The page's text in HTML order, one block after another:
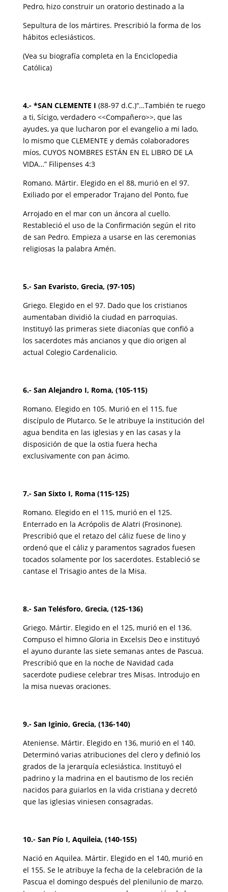
Pedro, hizo construir un oratorio destinado a la
Sepultura de los mártires. Prescribió la forma de los
hábitos eclesiásticos.
(Vea su biografía completa en la Enciclopedia
Católica)
4.- *SAN CLEMENTE I (88-97 d.C.)“…También te ruego
a ti, Sícigo, verdadero <<Compañero>>, que las
ayudes, ya que lucharon por el evangelio a mi lado,
lo mismo que CLEMENTE y demás colaboradores
míos, CUYOS NOMBRES ESTÁN EN EL LIBRO DE LA
VIDA…” Filipenses 4:3
Romano. Mártir. Elegido en el 88, murió en el 97.
Exiliado por el emperador Trajano del Ponto, fue
Arrojado en el mar con un áncora al cuello.
Restableció el uso de la Confirmación según el rito
de san Pedro. Empieza a usarse en las ceremonias
religiosas la palabra Amén.
5.- San Evaristo, Grecia, (97-105)
Griego. Elegido en el 97. Dado que los cristianos
aumentaban dividió la ciudad en parroquias.
Instituyó las primeras siete diaconías que confió a
los sacerdotes más ancianos y que dio origen al
actual Colegio Cardenalicio.
6.- San Alejandro I, Roma, (105-115)
Romano. Elegido en 105. Murió en el 115, fue
discípulo de Plutarco. Se le atribuye la institución del
agua bendita en las iglesias y en las casas y la
disposición de que la ostia fuera hecha
exclusivamente con pan ácimo.
7.- San Sixto I, Roma (115-125)
Romano. Elegido en el 115, murió en el 125.
Enterrado en la Acrópolis de Alatri (Frosinone).
Prescribió que el retazo del cáliz fuese de lino y
ordenó que el cáliz y paramentos sagrados fuesen
tocados solamente por los sacerdotes. Estableció se
cantase el Trisagio antes de la Misa.
8.- San Telésforo, Grecia, (125-136)
Griego. Mártir. Elegido en el 125, murió en el 136.
Compuso el himno Gloria in Excelsis Deo e instituyó
el ayuno durante las siete semanas antes de Pascua.
Prescribió que en la noche de Navidad cada
sacerdote pudiese celebrar tres Misas. Introdujo en
la misa nuevas oraciones.
9.- San Iginio, Grecia, (136-140)
Ateniense. Mártir. Elegido en 136, murió en el 140.
Determinó varias atribuciones del clero y definió los
grados de la jerarquía eclesiástica. Instituyó el
padrino y la madrina en el bautismo de los recién
nacidos para guiarlos en la vida cristiana y decretó
que las iglesias viniesen consagradas.
10.- San Pío I, Aquileia, (140-155)
Nació en Aquilea. Mártir. Elegido en el 140, murió en
el 155. Se le atribuye la fecha de la celebración de la
Pascua el domingo después del plenilunio de marzo.